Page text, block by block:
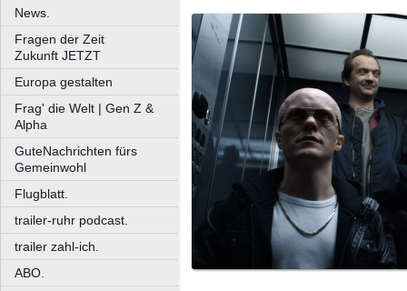
News.
Fragen der Zeit
Zukunft JETZT
Europa gestalten
Frag' die Welt | Gen Z &
Alpha
GuteNachrichten fürs
Gemeinwohl
Flugblatt.
trailer-ruhr podcast.
trailer zahl-ich.
ABO.